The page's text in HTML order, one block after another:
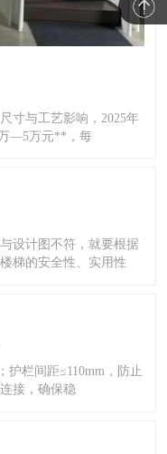
寸与工艺影响，2025年
—5万元**，每
设计图不符，就要根据
梯的安全性、实用性
护栏间距≤110mm，防止
接，确保稳